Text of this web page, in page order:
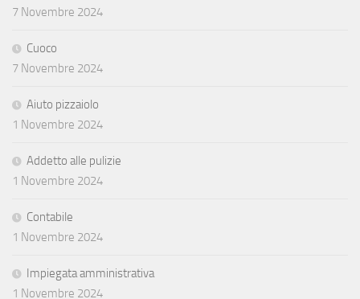
7 Novembre 2024
Cuoco
7 Novembre 2024
Aiuto pizzaiolo
1 Novembre 2024
Addetto alle pulizie
1 Novembre 2024
Contabile
1 Novembre 2024
Impiegata amministrativa
1 Novembre 2024